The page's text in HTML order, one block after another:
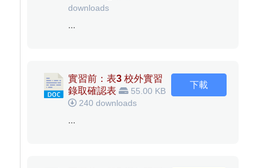
downloads
...
實習前：表3 校外實習
錄取確認表
55.00 KB
240 downloads
...
下載